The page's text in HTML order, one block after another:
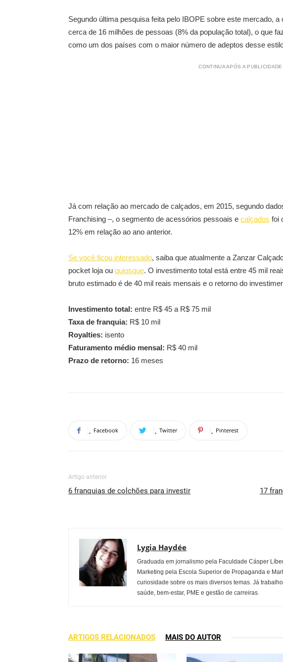
Segundo última pesquisa feita pelo IBOPE sobre este mercado,
cerca de 16 milhões de pessoas (8% da população total), o que
como um dos países com o maior número de adeptos desse
CONTINUA APÓS A PUBLICIDADE
Já com relação ao mercado de calçados, em 2015, segundo
Franchising –, o segmento de acessórios pessoais e calçados foi
12% em relação ao ano anterior.
Se você ficou interessado, saiba que atualmente a Zanzar
pocket loja ou quiosque. O investimento total está entre 45 mil
bruto estimado é de 40 mil reais mensais e o retorno do
Investimento total: entre R$ 45 a R$ 75 mil
Taxa de franquia: R$ 10 mil
Royalties: isento
Faturamento médio mensal: R$ 40 mil
Prazo de retorno: 16 meses
Facebook Twitter Pinterest
Artigo anterior
6 franquias de colchões para investir
17
Lygia Haydée
Graduada em jornalismo pela Faculdade Cásper
Marketing pela Escola Superior de Propaganda e
curiosidade sobre os mais diversos temas. Já
saúde, bem-estar, PME e gestão de carreiras.
ARTIGOS RELACIONADOS MAIS DO AUTOR